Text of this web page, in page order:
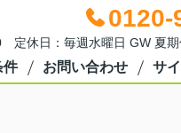
0120-
定休日：毎週水曜日 GW 夏
件 お問い合わせ サ